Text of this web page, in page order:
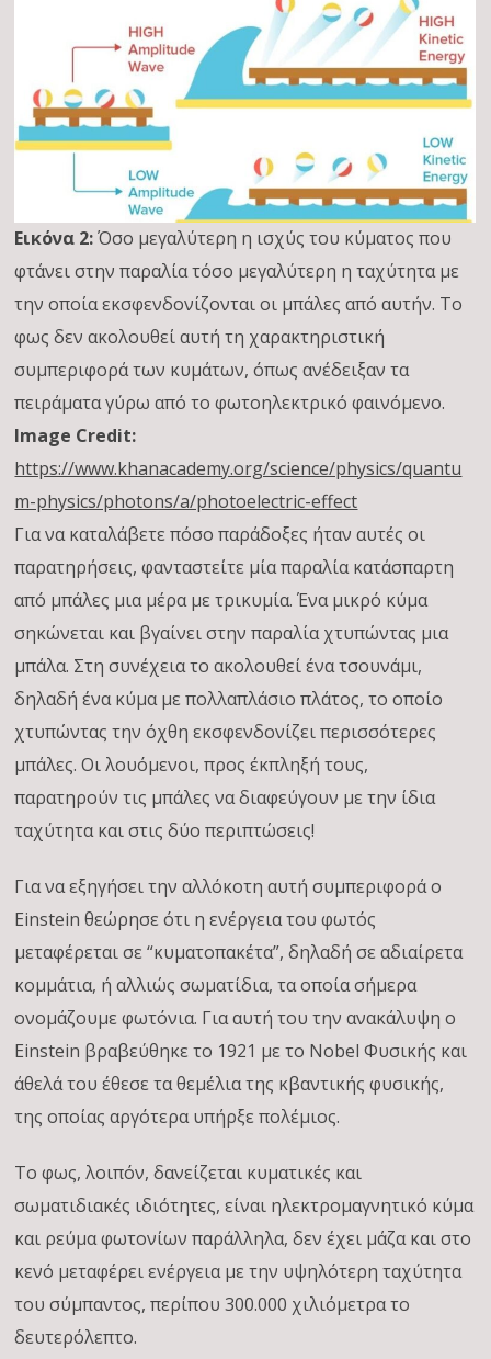
Εικόνα 2:Όσο μεγαλύτερη η ισχύς του κύματος που
φτάνει στην παραλία τόσο μεγαλύτερη η ταχύτητα με
την οποία εκσφενδονίζονται οι μπάλες από αυτήν. Το
φως δεν ακολουθεί αυτή τη χαρακτηριστική
συμπεριφορά των κυμάτων, όπως ανέδειξαν τα
πειράματα γύρω από το φωτοηλεκτρικό φαινόμενο.
Image Credit:
https://www.khanacademy.org/science/physics/quantu
m-physics/photons/a/photoelectric-effect
Για να καταλάβετε πόσο παράδοξες ήταν αυτές οι
παρατηρήσεις, φανταστείτε μία παραλία κατάσπαρτη
από μπάλες μια μέρα με τρικυμία. Ένα μικρό κύμα
σηκώνεται και βγαίνει στην παραλία χτυπώντας μια
μπάλα. Στη συνέχεια το ακολουθεί ένα τσουνάμι,
δηλαδή ένα κύμα με πολλαπλάσιο πλάτος, το οποίο
χτυπώντας την όχθη εκσφενδονίζει περισσότερες
μπάλες. Οι λουόμενοι, προς έκπληξή τους,
παρατηρούν τις μπάλες να διαφεύγουν με την ίδια
ταχύτητα και στις δύο περιπτώσεις!
Για να εξηγήσει την αλλόκοτη αυτή συμπεριφορά ο
Einstein θεώρησε ότι η ενέργεια του φωτός
μεταφέρεται σε “κυματοπακέτα”, δηλαδή σε αδιαίρετα
κομμάτια, ή αλλιώς σωματίδια, τα οποία σήμερα
ονομάζουμε φωτόνια. Για αυτή του την ανακάλυψη ο
Einstein βραβεύθηκε το 1921 με το Nobel Φυσικής και
άθελά του έθεσε τα θεμέλια της κβαντικής φυσικής,
της οποίας αργότερα υπήρξε πολέμιος.
Το φως, λοιπόν, δανείζεται κυματικές και
σωματιδιακές ιδιότητες, είναι ηλεκτρομαγνητικό κύμα
και ρεύμα φωτονίων παράλληλα, δεν έχει μάζα και στο
κενό μεταφέρει ενέργεια με την υψηλότερη ταχύτητα
του σύμπαντος, περίπου 300.000 χιλιόμετρα το
δευτερόλεπτο.